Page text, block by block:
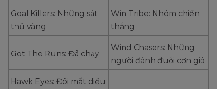
Goal Killers: Những sát
thủ vàng
Win Tribe: Nhóm chiến
thắng
Got The Runs: Đã chạy
Wind Chasers: Những
người đánh đuổi cơn gió
Hawk Eyes: Đôi mắt diều